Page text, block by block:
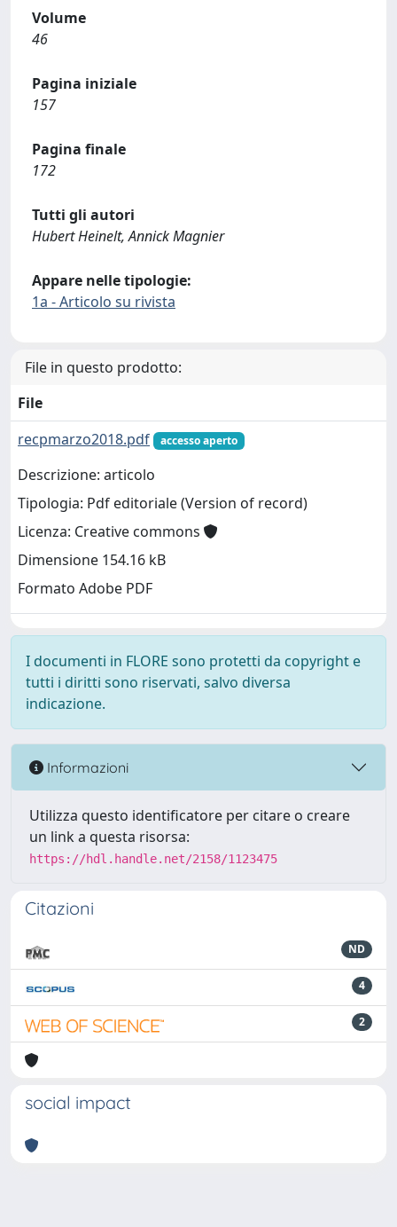
Volume
46
Pagina iniziale
157
Pagina finale
172
Tutti gli autori
Hubert Heinelt, Annick Magnier
Appare nelle tipologie:
1a - Articolo su rivista
File in questo prodotto:
File
recpmarzo2018.pdf
accesso aperto
Descrizione: articolo
Tipologia: Pdf editoriale (Version of record)
Licenza: Creative commons
Dimensione 154.16 kB
Formato Adobe PDF
I documenti in FLORE sono protetti da copyright e
tutti i diritti sono riservati, salvo diversa
indicazione.
Informazioni
Utilizza questo identificatore per citare o creare
un link a questa risorsa:
https://hdl.handle.net/2158/1123475
Citazioni
ND
4
2
social impact